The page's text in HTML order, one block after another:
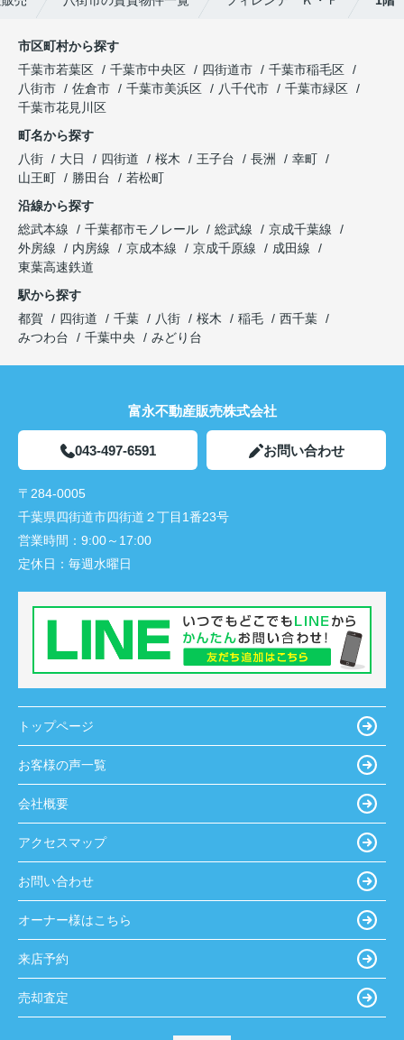
市区町村から探す
千葉市若葉区
千葉市中央区 四街道市
千葉市稲毛区
八街市
佐倉市 千葉市美浜区 八千代市
千葉市緑区
千葉市花見川区
町名から探す
八街
大日 四街道 桜木 王子台 長洲
幸町
山王町
勝田台
若松町
沿線から探す
総武本線
千葉都市モノレール 総武線
京成千葉線
外房線
内房線 京成本線 京成千原線
成田線
東葉高速鉄道
駅から探す
都賀
四街道 千葉 八街 桜木 稲毛
西千葉
みつわ台
千葉中央 みどり台
富永不動産販売株式会社
043-497-6591 お問い合わせ
〒284-0005
千葉県四街道市四街道２丁目1番23号
営業時間： 9:00～17:00
定休日： 毎週水曜日
トップページ
お客様の声一覧
会社概要
アクセスマップ
お問い合わせ
オーナー様はこちら
来店予約
売却査定